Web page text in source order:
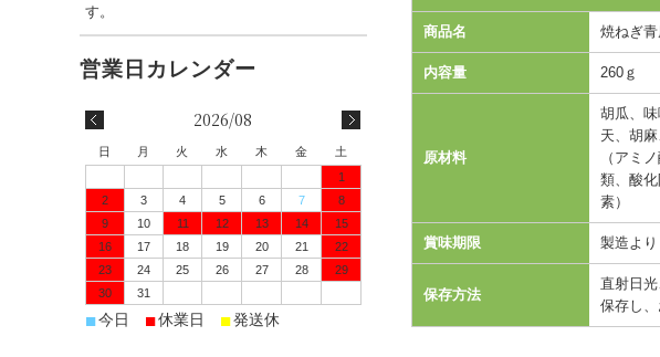
商品名 焼ねぎ
内容量 260ｇ
原材料
胡瓜、
天、胡
（アミ
類、酸
素）
賞味期限 製造より
保存方法
直射日
保存し、
す。
2026/08
日 月 火 水 木 金
土
1
2
3 4 5 6 7
8
9
10 11 12 13 14
15
16
17 18 19 20 21
22
23
24 25 26 27 28
29
30
31
■今日 ■休業日 ■発送休